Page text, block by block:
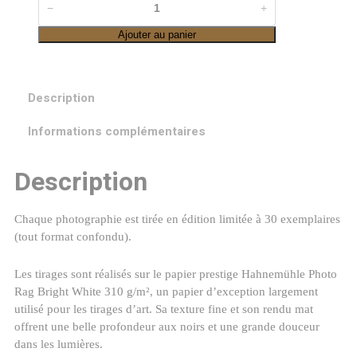
Cirque
Même
l'automne
− +
Ajouter au panier
Description
Informations complémentaires
Description
Chaque photographie est tirée en édition limitée à 30 exemplaires
(tout format confondu).
Les tirages sont réalisés sur le papier prestige Hahnemühle Photo
Rag Bright White 310 g/m², un papier d’exception largement
utilisé pour les tirages d’art. Sa texture fine et son rendu mat
offrent une belle profondeur aux noirs et une grande douceur
dans les lumières.